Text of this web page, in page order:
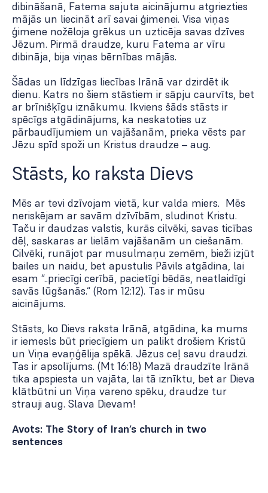
dibināšanā, Fatema sajuta aicinājumu atgriezties
mājās un liecināt arī savai ģimenei. Visa viņas
ģimene nožēloja grēkus un uzticēja savas dzīves
Jēzum. Pirmā draudze, kuru Fatema ar vīru
dibināja, bija viņas bērnības mājās.
Šādas un līdzīgas liecības Irānā var dzirdēt ik
dienu. Katrs no šiem stāstiem ir sāpju caurvīts, bet
ar brīnišķīgu iznākumu. Ikviens šāds stāsts ir
spēcīgs atgādinājums, ka neskatoties uz
pārbaudījumiem un vajāšanām, prieka vēsts par
Jēzu spīd spoži un Kristus draudze – aug.
Stāsts, ko raksta Dievs
Mēs ar tevi dzīvojam vietā, kur valda miers. Mēs
neriskējam ar savām dzīvībām, sludinot Kristu.
Taču ir daudzas valstis, kurās cilvēki, savas ticības
dēļ, saskaras ar lielām vajāšanām un ciešanām.
Cilvēki, runājot par musulmaņu zemēm, bieži izjūt
bailes un naidu, bet apustulis Pāvils atgādina, lai
esam “..priecīgi cerībā, pacietīgi bēdās, neatlaidīgi
savās lūgšanās.“ (Rom 12:12). Tas ir mūsu
aicinājums.
Stāsts, ko Dievs raksta Irānā, atgādina, ka mums
ir iemesls būt priecīgiem un palikt drošiem Kristū
un Viņa evaņģēlija spēkā. Jēzus ceļ savu draudzi.
Tas ir apsolījums. (Mt 16:18) Mazā draudzīte Irānā
tika apspiesta un vajāta, lai tā iznīktu, bet ar Dieva
klātbūtni un Viņa vareno spēku, draudze tur
strauji aug. Slava Dievam!
Avots: The Story of Iran’s church in two
sentences